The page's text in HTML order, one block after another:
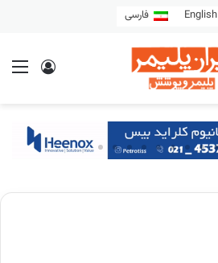
English فارسی